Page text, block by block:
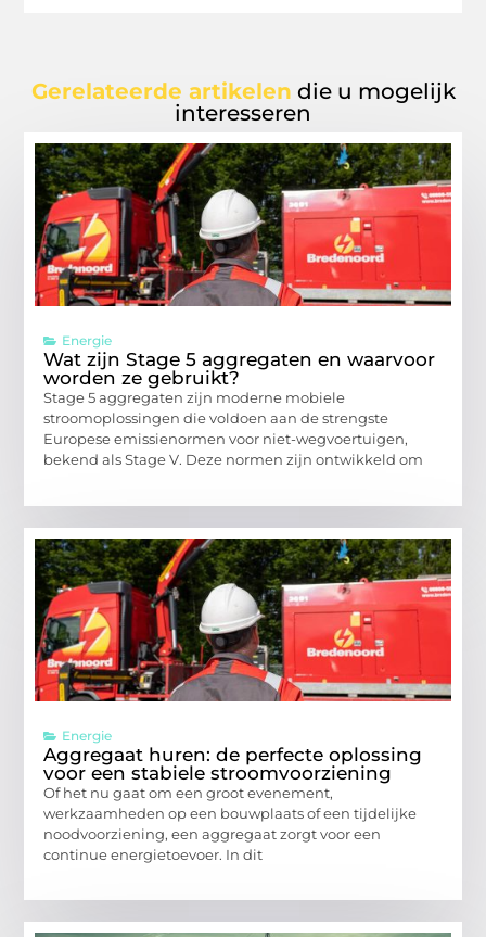
Gerelateerde artikelen die u mogelijk
interesseren
Energie
Wat zijn Stage 5 aggregaten en waarvoor
worden ze gebruikt?
Stage 5 aggregaten zijn moderne mobiele
stroomoplossingen die voldoen aan de strengste
Europese emissienormen voor niet-wegvoertuigen,
bekend als Stage V. Deze normen zijn ontwikkeld om
Energie
Aggregaat huren: de perfecte oplossing
voor een stabiele stroomvoorziening
Of het nu gaat om een groot evenement,
werkzaamheden op een bouwplaats of een tijdelijke
noodvoorziening, een aggregaat zorgt voor een
continue energietoevoer. In dit